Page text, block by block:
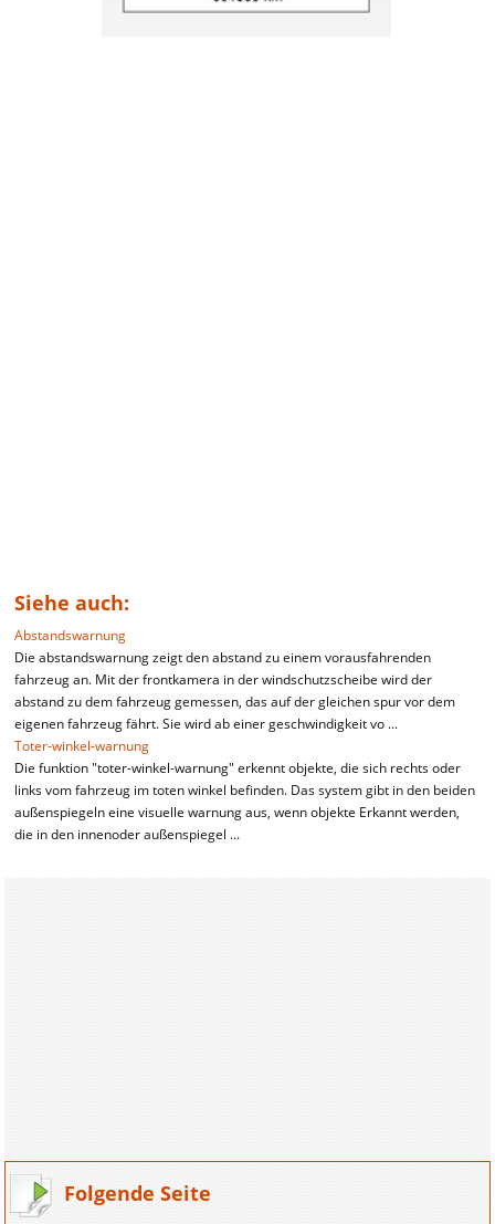
Siehe auch:
Abstandswarnung
Die abstandswarnung zeigt den abstand zu einem vorausfahrenden
fahrzeug an. Mit der frontkamera in der windschutzscheibe wird der
abstand zu dem fahrzeug gemessen, das auf der gleichen spur vor dem
eigenen fahrzeug fährt. Sie wird ab einer geschwindigkeit vo ...
Toter-winkel-warnung
Die funktion "toter-winkel-warnung" erkennt objekte, die sich rechts oder
links vom fahrzeug im toten winkel befinden. Das system gibt in den beiden
außenspiegeln eine visuelle warnung aus, wenn objekte Erkannt werden,
die in den innenoder außenspiegel ...
Folgende Seite